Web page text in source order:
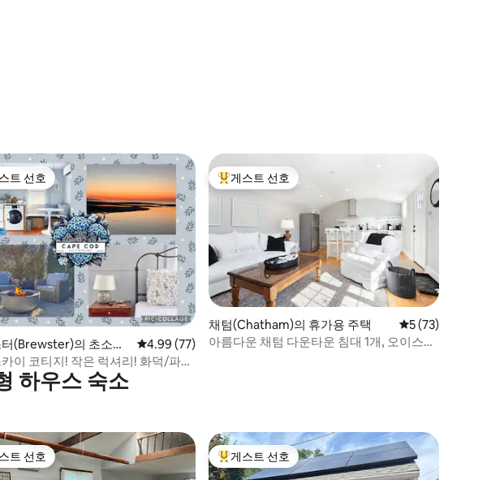
), 후기 13개
스트 선호
트 선호
(Brewster)의 초소형
평점 4.99점(5점 만점), 후기 77개
4.99 (77)
이 코티지! 작은 럭셔리! 화덕/파티
동물 동반 가능
상위 게스트 선호
게스트 선호
채텀(Chatham)의 휴가용 주택 평점 5점(5점 만점
5 (73)
아름다운 채텀 다운타운 침대 1개, 오이스터
하우스 숙소
스트 선호
트 선호 상위 게스트 선호
게스트 선호